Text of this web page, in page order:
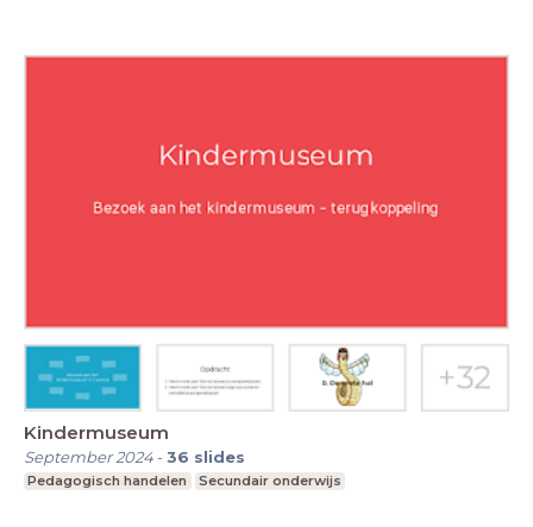
Kindermuseum
September 2024-36 slides
Pedagogisch handelen Secundair onderwijs